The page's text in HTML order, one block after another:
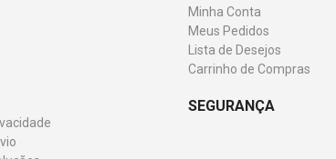
Minha Conta
Meus Pedidos
Lista de Desejos
Carrinho de Compras
SEGURANÇA